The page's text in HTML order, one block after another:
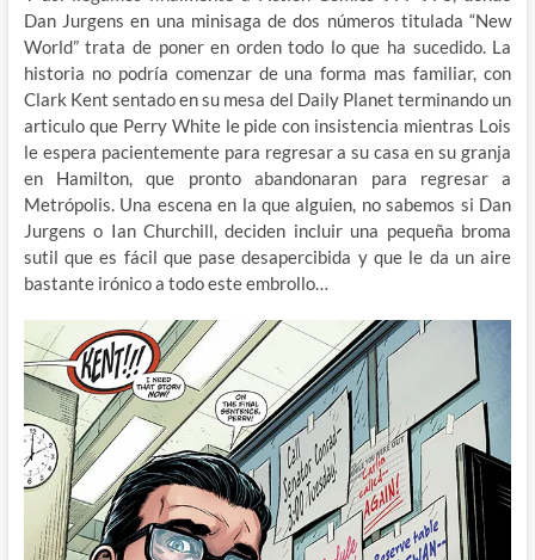
Dan Jurgens en una minisaga de dos números titulada “New
World” trata de poner en orden todo lo que ha sucedido. La
historia no podría comenzar de una forma mas familiar, con
Clark Kent sentado en su mesa del Daily Planet terminando un
articulo que Perry White le pide con insistencia mientras Lois
le espera pacientemente para regresar a su casa en su granja
en Hamilton, que pronto abandonaran para regresar a
Metrópolis. Una escena en la que alguien, no sabemos si Dan
Jurgens o Ian Churchill, deciden incluir una pequeña broma
sutil que es fácil que pase desapercibida y que le da un aire
bastante irónico a todo este embrollo…